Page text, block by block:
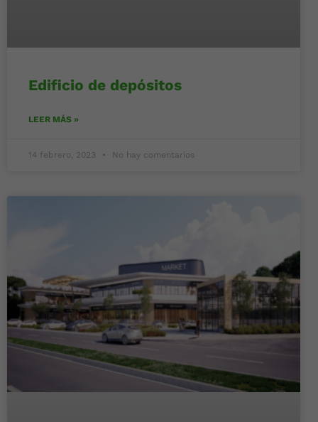
Edificio de depósitos
LEER MÁS »
14 febrero, 2023 No hay comentarios